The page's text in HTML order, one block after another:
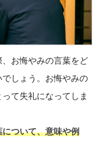
お悔やみの言葉をど
しょう。お悔やみの
て失礼になってしま
ついて、意味や例